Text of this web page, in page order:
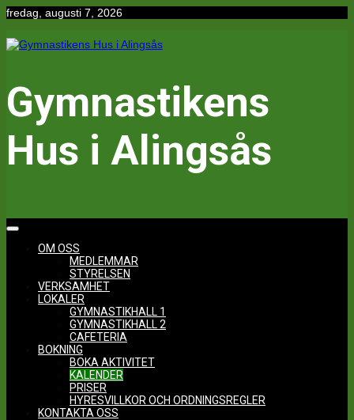
Hoppa
innehåll
fredag, augusti 7, 2026
Gymnastikens
Hus i Alingsås
OM OSS
MEDLEMMAR
STYRELSEN
VERKSAMHET
LOKALER
GYMNASTIKHALL 1
GYMNASTIKHALL 2
CAFETERIA
BOKNING
BOKA AKTIVITET
KALENDER
PRISER
HYRESVILLKOR OCH ORDNINGSREGLER
KONTAKTA OSS